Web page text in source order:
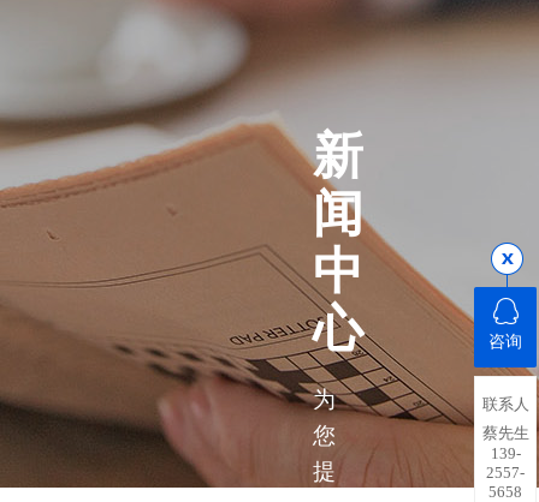
新
闻
中
心
为
您
提
咨询
联系人
蔡先生
139-
2557-
5658